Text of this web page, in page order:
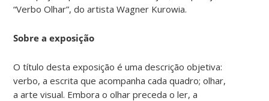
“Verbo Olhar”, do artista Wagner Kurowia.
Sobre a exposição
O título desta exposição é uma descrição objetiva:
verbo, a escrita que acompanha cada quadro; olhar,
a arte visual. Embora o olhar preceda o ler, a